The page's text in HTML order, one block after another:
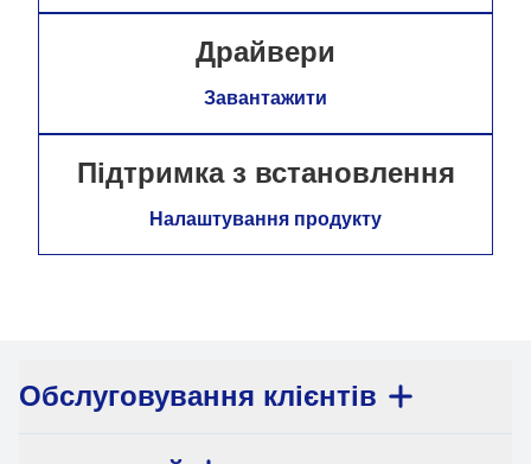
Драйвери
Завантажити
Підтримка з встановлення
Налаштування продукту
Обслуговування клієнтів